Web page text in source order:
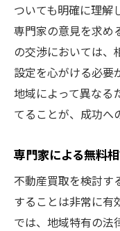
ついても明確に理解
専門家の意見を求め
の交渉においては、
設定を心がける必要
地域によって異なる
てることが、成功へ
専門家による無料
不動産買取を検討す
することは非常に有
では、地域特有の法